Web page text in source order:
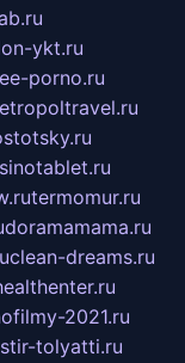
ykt.ru
porno.ru
termomur.ru
doramamama.ru
clean-dreams.ru
2021.ru
tolyatti.ru